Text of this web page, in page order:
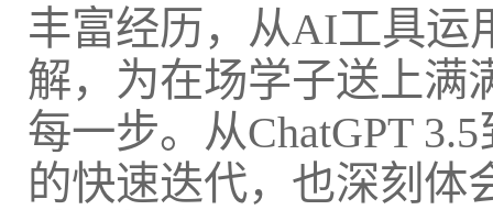
丰富经历，从AI工具运
解，为在场学子送上满
每一步。从ChatGPT
的快速迭代，也深刻体